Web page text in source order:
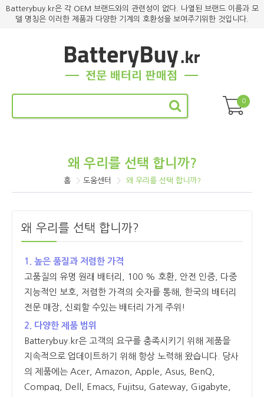
Batterybuy.kr은 각 OEM 브랜드와의 관련성이 없다. 나열된 브랜드 이름과 모
델 명칭은 이러한 제품과 다양한 기계의 호환성을 보여주기위한 것입니다.
0
왜 우리를 선택 합니까?
홈 도움센터 왜 우리를 선택 합니까?
왜 우리를 선택 합니까?
1. 높은 품질과 저렴한 가격
고품질의 유명 원래 배터리, 100 % 호환, 안전 인증, 다중
지능적인 보호, 저렴한 가격의 숫자를 통해, 한국의 배터리
전문 매장, 신뢰할 수있는 배터리 가게 주위!
2. 다양한 제품 범위
Batterybuy.kr은 고객의 요구를 충족시키기 위해 제품을
지속적으로 업데이트하기 위해 항상 노력해 왔습니다. 당사
의 제품에는 Acer, Amazon, Apple, Asus, BenQ,
Compaq, Dell, Emacs, Fujitsu, Gateway, Gigabyte,